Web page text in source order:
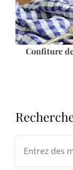
Confiture